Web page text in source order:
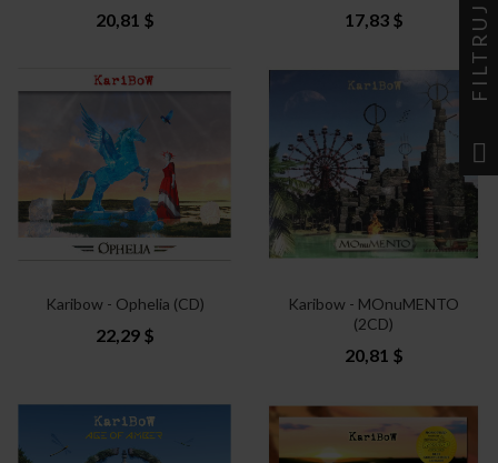
20,81 $ 17,83 $
Karibow - Ophelia (CD)
22,29 $
Karibow - MOnuMENTO
(2CD)
20,81 $
FILTRUJ